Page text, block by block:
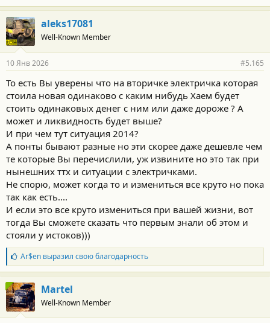
aleks17081
Well-Known Member
10 Янв 2026 #5.165
То есть Вы уверены что на вторичке электричка которая
стоила новая одинаково с каким нибудь Хаем будет
стоить одинаковых денег с ним или даже дороже ? А
может и ликвидность будет выше?
И при чем тут ситуация 2014?
А понты бывают разные но эти скорее даже дешевле чем
те которые Вы перечислили, уж извините но это так при
нынешних ттх и ситуации с электричками.
Не спорю, может когда то и измениться все круто но пока
так как есть....
И если это все круто измениться при вашей жизни, вот
тогда Вы сможете сказать что первым знали об этом и
стояли у истоков)))
Б
л
а
г
о
д
а
Ar$enвыразил свою благодарность
Martel
Well-Known Member